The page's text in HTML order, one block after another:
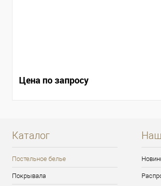
Цена по запросу
Каталог
Постельное белье
Покрывала